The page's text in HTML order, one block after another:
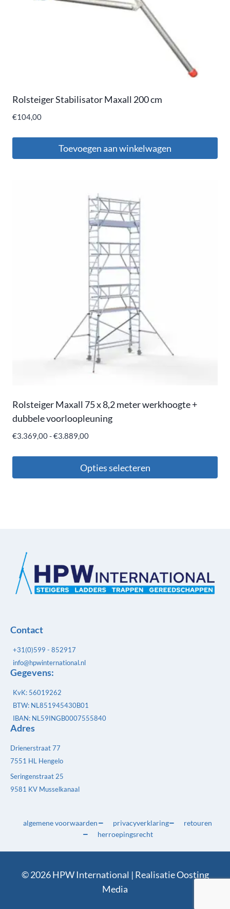
Rolsteiger Stabilisator Maxall 200 cm
€104,00
Toevoegen aan winkelwagen
Rolsteiger Maxall 75 x 8,2 meter werkhoogte +
dubbele voorloopleuning
€3.369,00-€3.889,00
Opties selecteren
Contact
+31(0)599 - 852917
info@hpwinternational.nl
Gegevens:
KvK: 56019262
BTW: NL851945430B01
IBAN: NL59INGB0007555840
Adres
Drienerstraat 77
7551 HL Hengelo
Seringenstraat 25
9581 KV Musselkanaal
algemene voorwaarden privacyverklaring
retouren
herroepingsrecht
© 2026 HPW International | RealisatieOosting
Media